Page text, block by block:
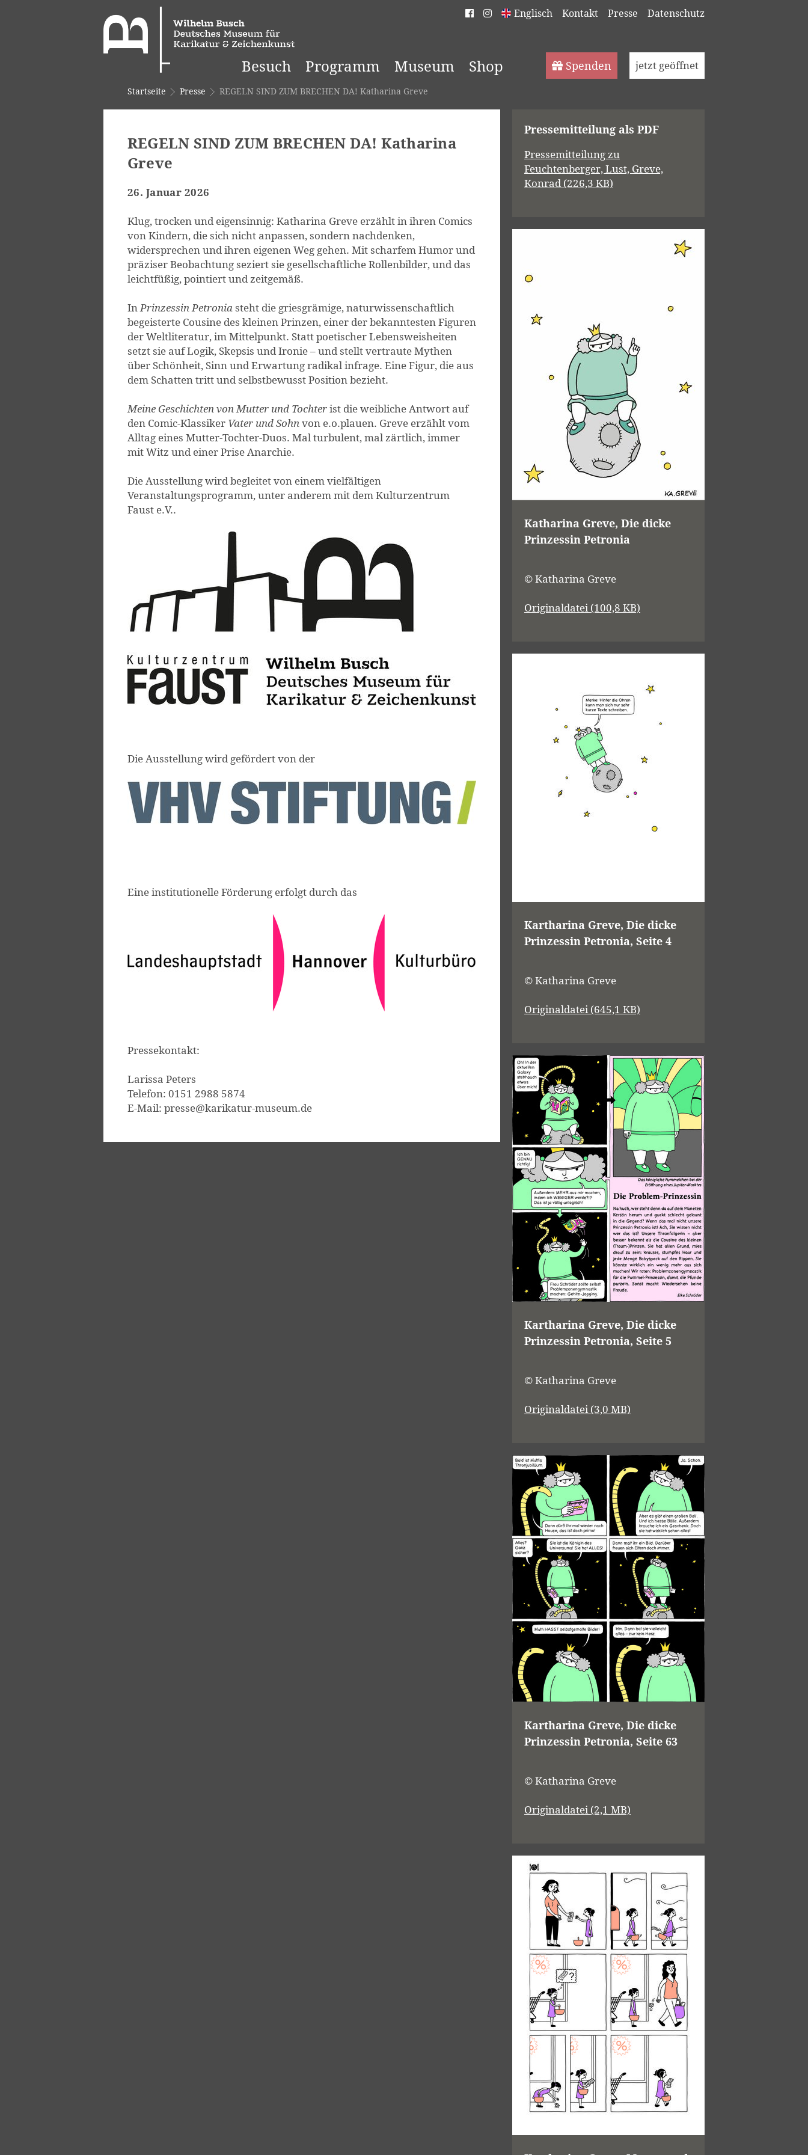
Spenden jetzt geöffnet
Besuch Programm Museum Shop
Englisch Kontakt Presse Datenschutz
Startseite Presse REGELN SIND ZUM BRECHEN DA! Katharina Greve
REGELN SIND ZUM BRECHEN DA! Katharina
Greve
26. Januar 2026
Klug, trocken und eigensinnig: Katharina Greve erzählt in ihren Comics
von Kindern, die sich nicht anpassen, sondern nachdenken,
widersprechen und ihren eigenen Weg gehen. Mit scharfem Humor und
präziser Beobachtung seziert sie gesellschaftliche Rollenbilder, und das
leichtfüßig, pointiert und zeitgemäß.
InPrinzessin Petroniasteht die griesgrämige, naturwissenschaftlich
begeisterte Cousine des kleinen Prinzen, einer der bekanntesten Figuren
der Weltliteratur, im Mittelpunkt. Statt poetischer Lebensweisheiten
setzt sie auf Logik, Skepsis und Ironie – und stellt vertraute Mythen
über Schönheit, Sinn und Erwartung radikal infrage. Eine Figur, die aus
dem Schatten tritt und selbstbewusst Position bezieht.
Meine Geschichten von Mutter und Tochterist die weibliche Antwort auf
den Comic-Klassiker Vater und Sohnvon e.o.plauen. Greve erzählt vom
Alltag eines Mutter-Tochter-Duos. Mal turbulent, mal zärtlich, immer
mit Witz und einer Prise Anarchie.
Die Ausstellung wird begleitet von einem vielfältigen
Veranstaltungsprogramm, unter anderem mit dem Kulturzentrum
Faust e.V..
Die Ausstellung wird gefördert von der
Eine institutionelle Förderung erfolgt durch das
Pressekontakt:
Larissa Peters
Telefon: 0151 2988 5874
E-Mail: presse@karikatur-museum.de
Pressemitteilung als PDF
Pressemitteilung zu
Feuchtenberger, Lust, Greve,
Konrad (226,3 KB)
Katharina Greve, Die dicke
Prinzessin Petronia
© Katharina Greve
Originaldatei (100,8 KB)
Kartharina Greve, Die dicke
Prinzessin Petronia, Seite 4
© Katharina Greve
Originaldatei (645,1 KB)
Kartharina Greve, Die dicke
Prinzessin Petronia, Seite 5
© Katharina Greve
Originaldatei (3,0 MB)
Kartharina Greve, Die dicke
Prinzessin Petronia, Seite 63
© Katharina Greve
Originaldatei (2,1 MB)